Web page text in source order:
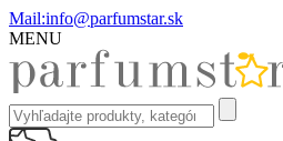
Mail:info@parfumstar.sk
MENU